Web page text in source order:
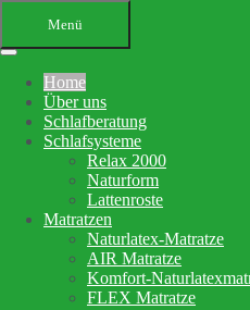
Menü
Home
Über uns
Schlafberatung
Schlafsysteme
Relax 2000
Naturform
Lattenroste
Matratzen
Naturlatex-Matratze
AIR Matratze
Komfort-
FLEX Matratze
Ihr